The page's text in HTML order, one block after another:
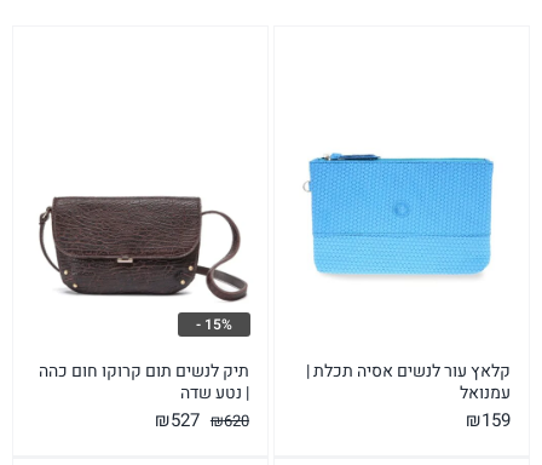
קלאץ עור לנשים אסיה תכלת |
עמנואל
₪159
תיק לנשים תום קרוקו חום כהה
| נטע שדה
₪620
המחיר
₪527
15% -